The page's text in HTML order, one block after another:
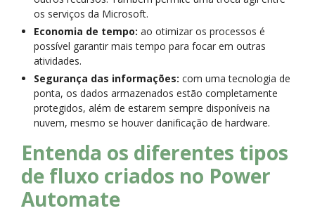
os serviços da Microsoft.
Economia de tempo: ao otimizar os processos é
possível garantir mais tempo para focar em outras
atividades.
Segurança das informações: com uma tecnologia de
ponta, os dados armazenados estão completamente
protegidos, além de estarem sempre disponíveis na
nuvem, mesmo se houver danificação de hardware.
Entenda os diferentes tipos
de fluxo criados no Power
Automate